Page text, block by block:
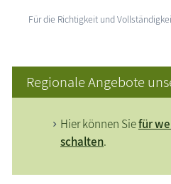
Für die Richtigkeit und
Regionale Angebote
Hier können Siefür
schalten.